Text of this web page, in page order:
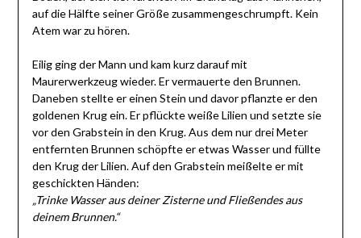
auf die Hälfte seiner Größe zusammengeschrumpft. Kein
Atem war zu hören.
Eilig ging der Mann und kam kurz darauf mit
Maurerwerkzeug wieder. Er vermauerte den Brunnen.
Daneben stellte er einen Stein und davor pflanzte er den
goldenen Krug ein. Er pflückte weiße Lilien und setzte sie
vor den Grabstein in den Krug. Aus dem nur drei Meter
entfernten Brunnen schöpfte er etwas Wasser und füllte
den Krug der Lilien. Auf den Grabstein meißelte er mit
geschickten Händen:
„Trinke Wasser aus deiner Zisterne und Fließendes aus
deinem Brunnen.“